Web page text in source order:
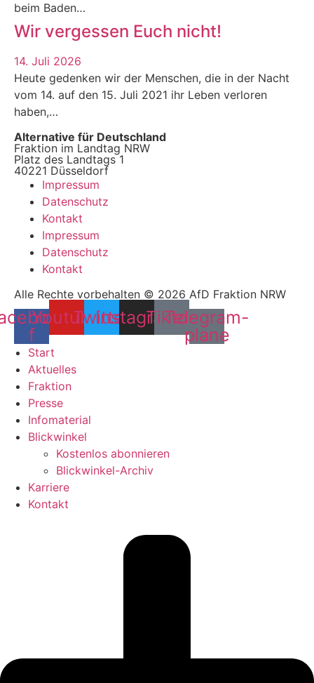
beim Baden…
Wir vergessen Euch nicht!
14. Juli 2026
Heute gedenken wir der Menschen, die in der Nacht
vom 14. auf den 15. Juli 2021 ihr Leben verloren
haben,…
Alternative für Deutschland
Fraktion im Landtag NRW
Platz des Landtags 1
40221 Düsseldorf
Impressum
Datenschutz
Kontakt
Impressum
Datenschutz
Kontakt
Alle Rechte vorbehalten © 2026 AfD Fraktion NRW
f
YoutubeTwitter
Instagram
Tiktok
Telegram-
plane
Start
Aktuelles
Fraktion
Presse
Infomaterial
Blickwinkel
Kostenlos abonnieren
Blickwinkel-Archiv
Karriere
Kontakt